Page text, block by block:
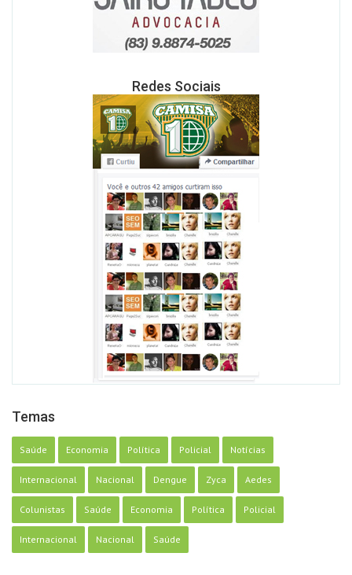
Redes Sociais
Temas
Saúde Economia Política Policial Notícias
Internacional Nacional Dengue Zyca Aedes
Colunistas Saúde Economia Política Policial
Internacional Nacional Saúde